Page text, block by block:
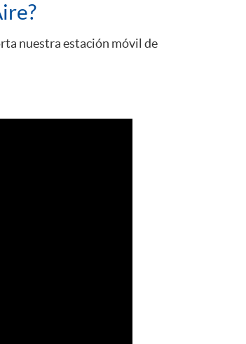
nuestra estación móvil de